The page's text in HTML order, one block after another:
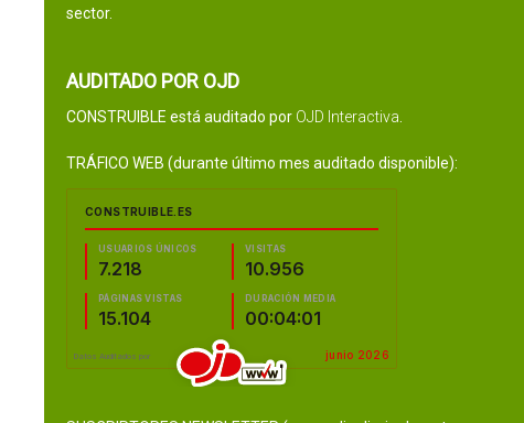
sector.
AUDITADO POR OJD
CONSTRUIBLE está auditado por OJD Interactiva
TRÁFICO WEB (durante último mes auditado disponible):